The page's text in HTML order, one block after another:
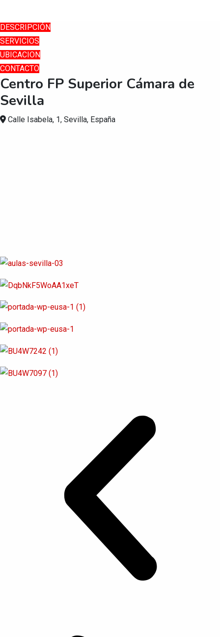
Skip
to
content
DESCRIPCIÓN
SERVICIOS
UBICACION
CONTACTO
Centro FP Superior Cámara de
Sevilla
Calle Isabela, 1, Sevilla, España